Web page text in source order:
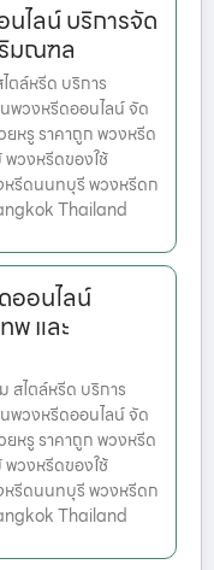
ไลน์ บริการจัด
มณฑล
ล์หรีด บริการ
พวงหรีดออนไลน์ จัด
หรู ราคาถูก พวงหรีด
วงหรีดของใช้
หรีดนนทบุรี พวงหรีดก
Thailand
ออนไลน์
พ และ
ไตล์หรีด บริการ
พวงหรีดออนไลน์ จัด
หรู ราคาถูก พวงหรีด
วงหรีดของใช้
หรีดนนทบุรี พวงหรีดก
Thailand